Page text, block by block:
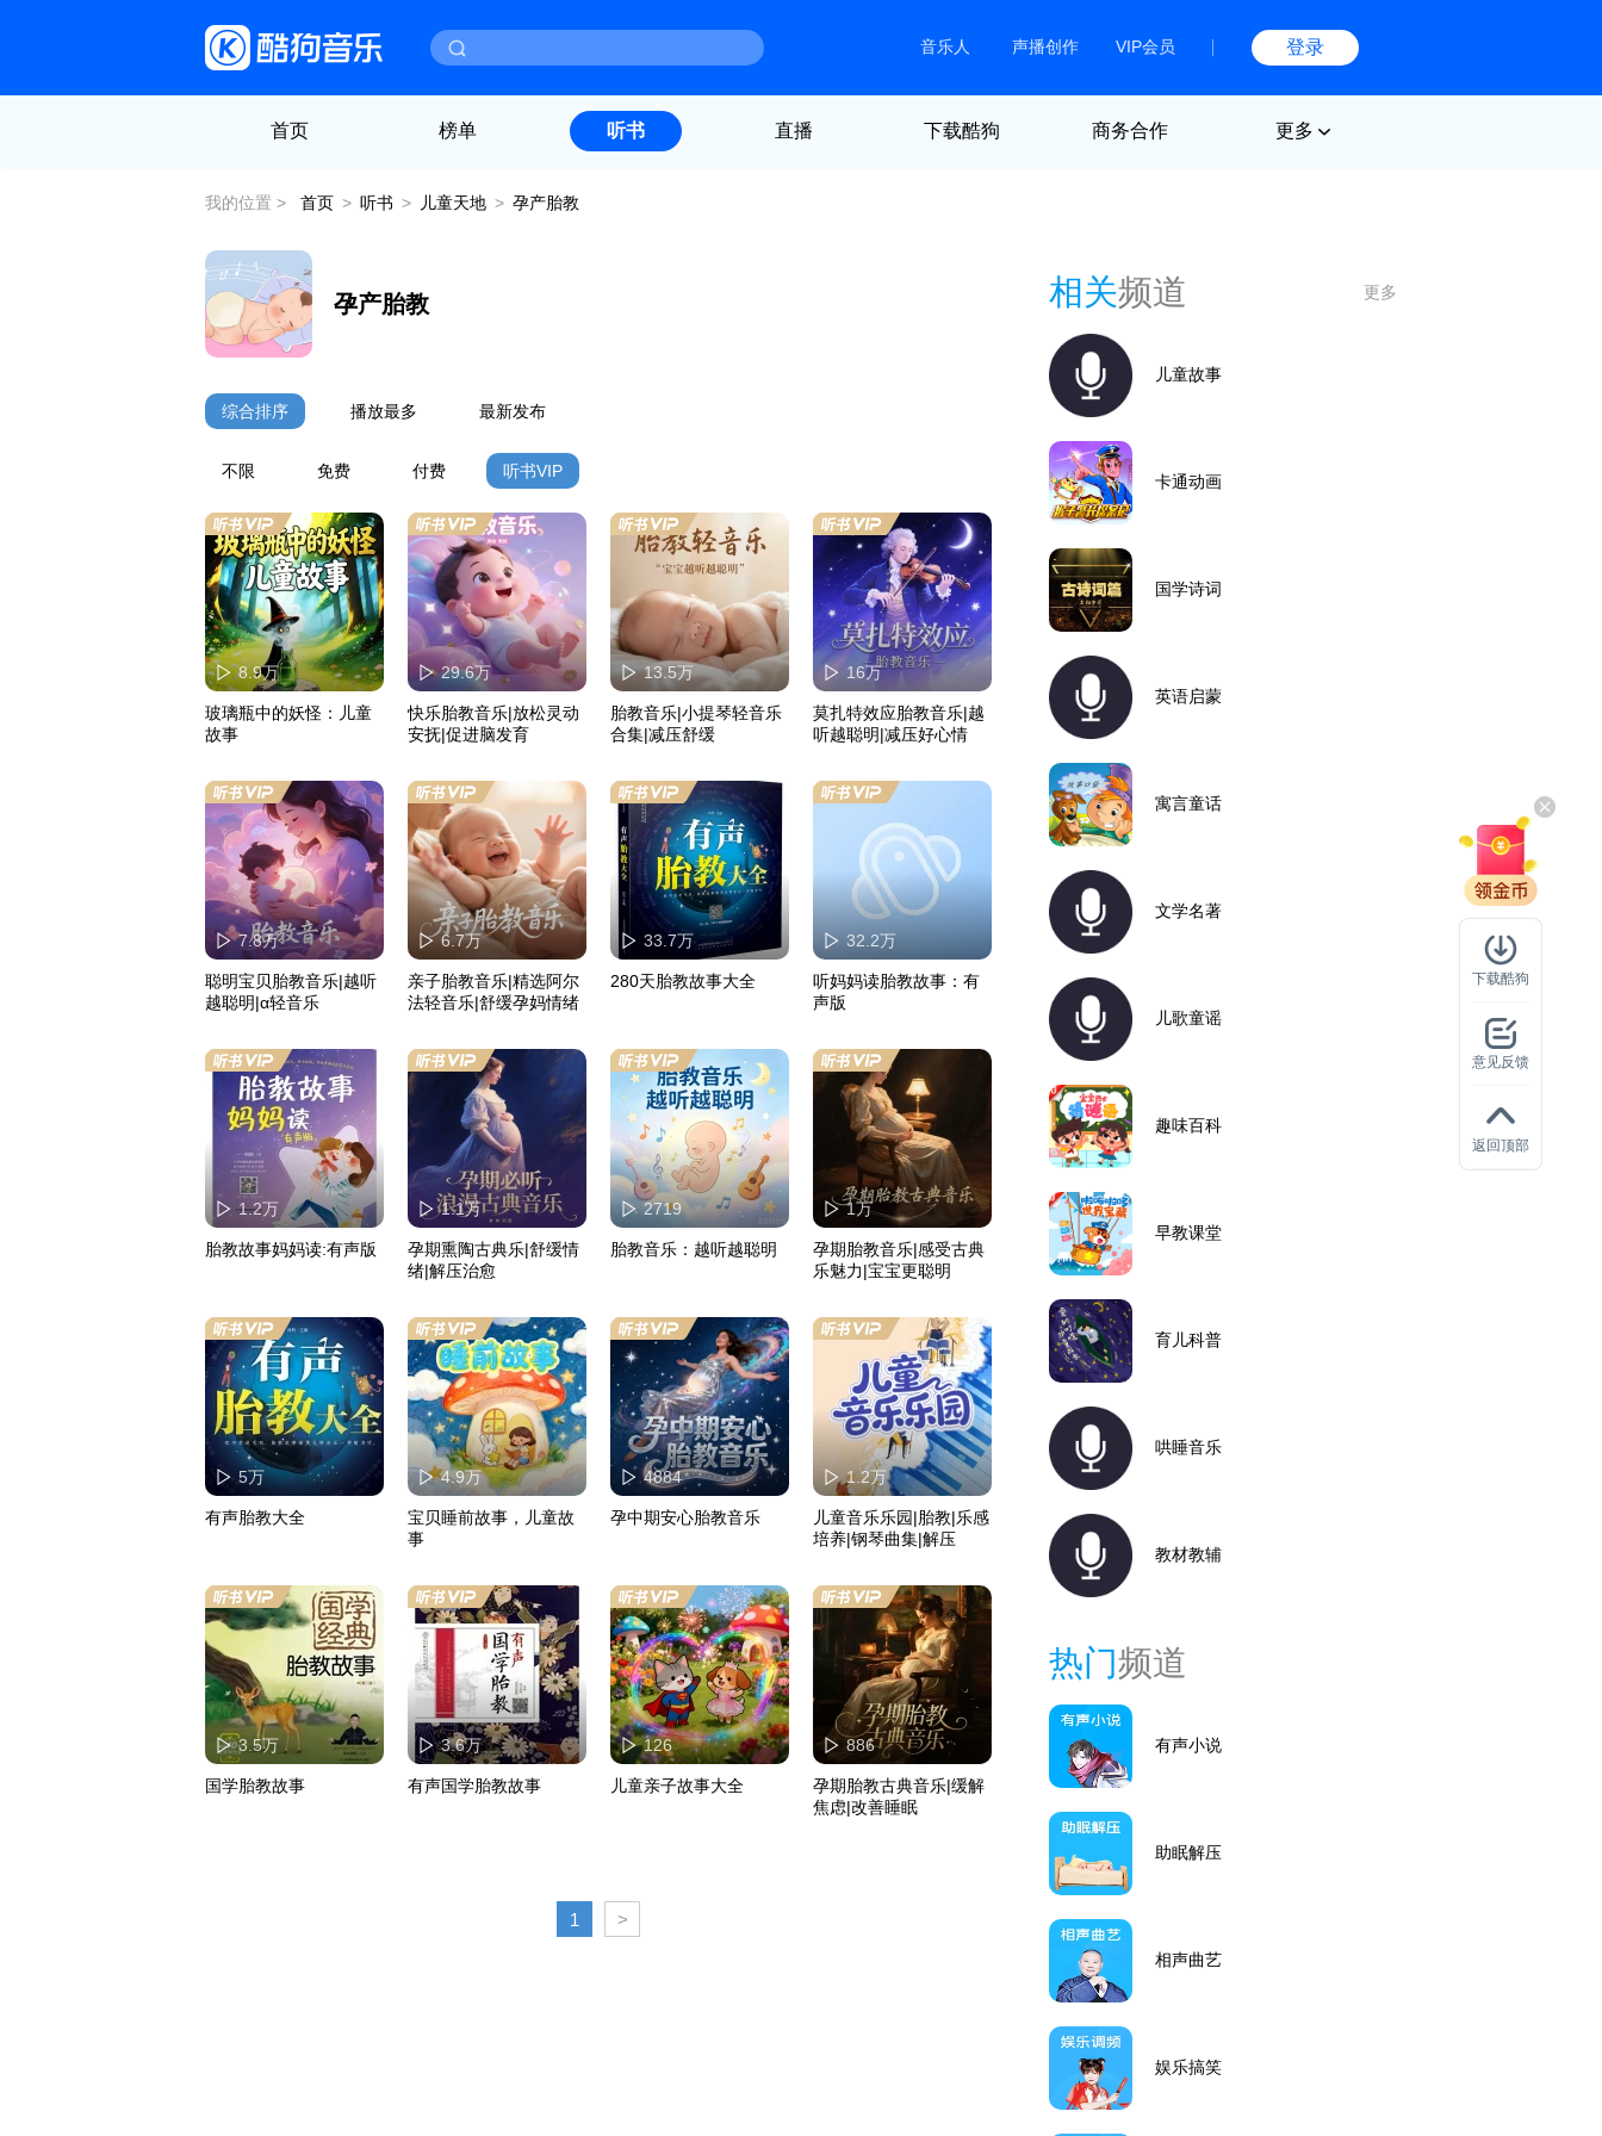
音乐人 声播创作 VIP会员 登录
首页 榜单 听书 直播 下载酷狗 商务合作 更多
我的位置 > 首页 > 听书 > 儿童天地 > 孕产胎教
孕产胎教
综合排序 播放最多 最新发布
不限 免费 付费 听书VIP
8.9万
玻璃瓶中的妖怪：儿童
故事
29.6万
快乐胎教音乐|放松灵动
安抚|促进脑发育
13.5万
胎教音乐|小提琴轻音乐
合集|减压舒缓
16万
莫扎特效应胎教音乐|越
听越聪明|减压好心情
7.8万
聪明宝贝胎教音乐|越听
越聪明|α轻音乐
6.7万
亲子胎教音乐|精选阿尔
法轻音乐|舒缓孕妈情绪
33.7万
280天胎教故事大全
32.2万
听妈妈读胎教故事：有
声版
1.2万
胎教故事妈妈读:有声版
1.1万
孕期熏陶古典乐|舒缓情
绪|解压治愈
2719
胎教音乐：越听越聪明
1万
孕期胎教音乐|感受古典
乐魅力|宝宝更聪明
5万
有声胎教大全
4.9万
宝贝睡前故事，儿童故
事
4884
孕中期安心胎教音乐
1.2万
儿童音乐乐园|胎教|乐感
培养|钢琴曲集|解压
3.5万
国学胎教故事
3.6万
有声国学胎教故事
126
儿童亲子故事大全
886
孕期胎教古典音乐|缓解
焦虑|改善睡眠
1 >
相关频道 更多
儿童故事
卡通动画
国学诗词
英语启蒙
寓言童话
文学名著
儿歌童谣
趣味百科
早教课堂
育儿科普
哄睡音乐
教材教辅
热门频道
有声小说
助眠解压
相声曲艺
娱乐搞笑
下载酷狗
意见反馈
返回顶部